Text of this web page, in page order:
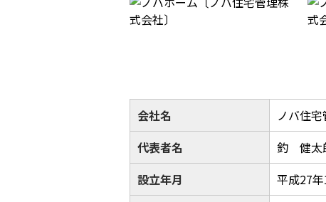
会社名
ノバ住
代表者名
釣 健太
設立年月
平成27